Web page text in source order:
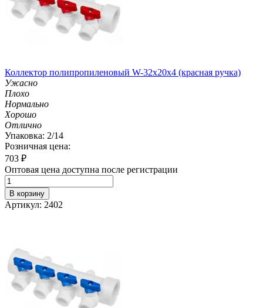
Коллектор полипропиленовый W-32х20х4 (красная ручка)
Ужасно
Плохо
Нормально
Хорошо
Отлично
Упаковка: 2/14
Розничная цена:
703 ₽
Оптовая цена доступна после регистрации
В корзину
Артикул: 2402